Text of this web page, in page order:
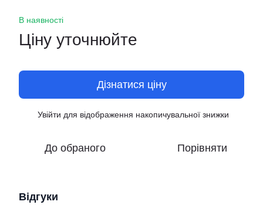
В наявності
Ціну уточнюйте
Дізнатися ціну
Увійти для відображення накопичувальної знижки
До обраного Порівняти
Відгуки